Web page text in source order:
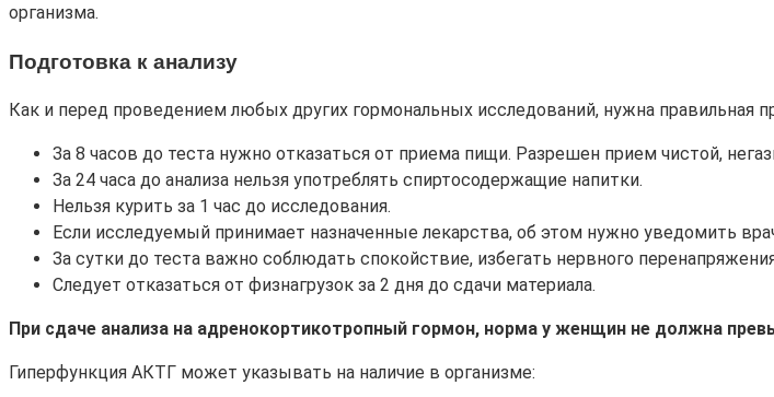
организма.
Подготовка к анализу
Как и перед проведением любых других гормональных исследований, нужна правильная
За 8 часов до теста нужно отказаться от приема пищи. Разрешен прием чистой,
За 24 часа до анализа нельзя употреблять спиртосодержащие напитки.
Нельзя курить за 1 час до исследования.
Если исследуемый принимает назначенные лекарства, об этом нужно уведомить
За сутки до теста важно соблюдать спокойствие, избегать нервного
Следует отказаться от физнагрузок за 2 дня до сдачи материала.
При сдаче анализа на адренокортикотропный гормон, норма у женщин не должна
Гиперфункция АКТГ может указывать на наличие в организме: